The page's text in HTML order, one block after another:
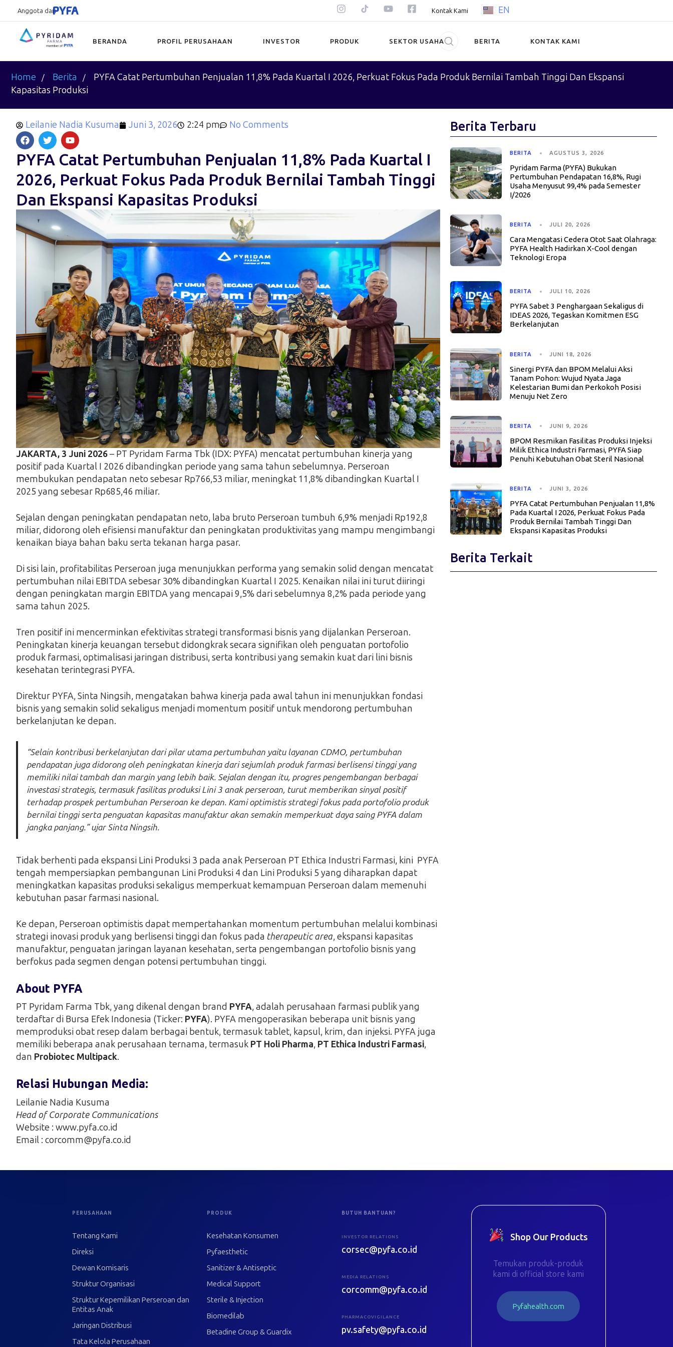
Anggota dari Kontak Kami EN
BERANDA PROFIL PERUSAHAAN INVESTOR PRODUK SEKTOR USAHA BERITA KONTAK KAMI
Home Berita
PYFA Catat Pertumbuhan Penjualan 11,8% Pada Kuartal I 2026, Perkuat Fokus Pada Produk Bernilai Tambah Tinggi Dan Ekspansi
Kapasitas Produksi
Leilanie Nadia Kusuma Juni 3, 2026 2:24 pm No Comments
PYFA Catat Pertumbuhan Penjualan 11,8% Pada Kuartal I
2026, Perkuat Fokus Pada Produk Bernilai Tambah Tinggi
Dan Ekspansi Kapasitas Produksi
JAKARTA, 3 Juni 2026– PT Pyridam Farma Tbk (IDX: PYFA) mencatat pertumbuhan kinerja yang
positif pada Kuartal I 2026 dibandingkan periode yang sama tahun sebelumnya. Perseroan
membukukan pendapatan neto sebesar Rp766,53 miliar, meningkat 11,8% dibandingkan Kuartal I
2025 yang sebesar Rp685,46 miliar.
Sejalan dengan peningkatan pendapatan neto, laba bruto Perseroan tumbuh 6,9% menjadi Rp192,8
miliar, didorong oleh efisiensi manufaktur dan peningkatan produktivitas yang mampu mengimbangi
kenaikan biaya bahan baku serta tekanan harga pasar.
Di sisi lain, profitabilitas Perseroan juga menunjukkan performa yang semakin solid dengan mencatat
pertumbuhan nilai EBITDA sebesar 30% dibandingkan Kuartal I 2025. Kenaikan nilai ini turut diiringi
dengan peningkatan margin EBITDA yang mencapai 9,5% dari sebelumnya 8,2% pada periode yang
sama tahun 2025.
Tren positif ini mencerminkan efektivitas strategi transformasi bisnis yang dijalankan Perseroan.
Peningkatan kinerja keuangan tersebut didongkrak secara signifikan oleh penguatan portofolio
produk farmasi, optimalisasi jaringan distribusi, serta kontribusi yang semakin kuat dari lini bisnis
kesehatan terintegrasi PYFA.
Direktur PYFA, Sinta Ningsih, mengatakan bahwa kinerja pada awal tahun ini menunjukkan fondasi
bisnis yang semakin solid sekaligus menjadi momentum positif untuk mendorong pertumbuhan
berkelanjutan ke depan.
“Selain kontribusi berkelanjutan dari pilar utama pertumbuhan yaitu layanan CDMO, pertumbuhan
pendapatan juga didorong oleh peningkatan kinerja dari sejumlah produk farmasi berlisensi tinggi yang
memiliki nilai tambah dan margin yang lebih baik. Sejalan dengan itu, progres pengembangan berbagai
investasi strategis, termasuk fasilitas produksi Lini 3 anak perseroan, turut memberikan sinyal positif
terhadap prospek pertumbuhan Perseroan ke depan. Kami optimistis strategi fokus pada portofolio produk
bernilai tinggi serta penguatan kapasitas manufaktur akan semakin memperkuat daya saing PYFA dalam
jangka panjang.” ujar Sinta Ningsih.
Tidak berhenti pada ekspansi Lini Produksi 3 pada anak Perseroan PT Ethica Industri Farmasi, kini PYFA
tengah mempersiapkan pembangunan Lini Produksi 4 dan Lini Produksi 5 yang diharapkan dapat
meningkatkan kapasitas produksi sekaligus memperkuat kemampuan Perseroan dalam memenuhi
kebutuhan pasar farmasi nasional.
Ke depan, Perseroan optimistis dapat mempertahankan momentum pertumbuhan melalui kombinasi
strategi inovasi produk yang berlisensi tinggi dan fokus pada therapeutic area, ekspansi kapasitas
manufaktur, penguatan jaringan layanan kesehatan, serta pengembangan portofolio bisnis yang
berfokus pada segmen dengan potensi pertumbuhan tinggi.
About PYFA
PT Pyridam Farma Tbk, yang dikenal dengan brand PYFA, adalah perusahaan farmasi publik yang
terdaftar di Bursa Efek Indonesia (Ticker: PYFA). PYFA mengoperasikan beberapa unit bisnis yang
memproduksi obat resep dalam berbagai bentuk, termasuk tablet, kapsul, krim, dan injeksi. PYFA juga
memiliki beberapa anak perusahaan ternama, termasuk PT Holi Pharma, PT Ethica Industri Farmasi,
dan Probiotec Multipack.
Relasi Hubungan Media:
Leilanie Nadia Kusuma
Head of Corporate Communications
Website : www.pyfa.co.id
Email : corcomm@pyfa.co.id
Berita Terbaru
BERITA AGUSTUS 3, 2026
Pyridam Farma (PYFA) Bukukan
Pertumbuhan Pendapatan 16,8%, Rugi
Usaha Menyusut 99,4% pada Semester
I/2026
BERITA JULI 20, 2026
Cara Mengatasi Cedera Otot Saat Olahraga:
PYFA Health Hadirkan X-Cool dengan
Teknologi Eropa
BERITA JULI 10, 2026
PYFA Sabet 3 Penghargaan Sekaligus di
IDEAS 2026, Tegaskan Komitmen ESG
Berkelanjutan
BERITA JUNI 18, 2026
Sinergi PYFA dan BPOM Melalui Aksi
Tanam Pohon: Wujud Nyata Jaga
Kelestarian Bumi dan Perkokoh Posisi
Menuju Net Zero
BERITA JUNI 9, 2026
BPOM Resmikan Fasilitas Produksi Injeksi
Milik Ethica Industri Farmasi, PYFA Siap
Penuhi Kebutuhan Obat Steril Nasional
BERITA JUNI 3, 2026
PYFA Catat Pertumbuhan Penjualan 11,8%
Pada Kuartal I 2026, Perkuat Fokus Pada
Produk Bernilai Tambah Tinggi Dan
Ekspansi Kapasitas Produksi
Berita Terkait
PERUSAHAAN
Tentang Kami
Direksi
Dewan Komisaris
Struktur Organisasi
Struktur Kepemilikan Perseroan dan
Entitas Anak
Jaringan Distribusi
Tata Kelola Perusahaan
PRODUK
Kesehatan Konsumen
Pyfaesthetic
Sanitizer & Antiseptic
Medical Support
Sterile & Injection
Biomedilab
Betadine Group & Guardix
BUTUH BANTUAN?
INVESTOR RELATIONS
corsec@pyfa.co.id
MEDIA RELATIONS
corcomm@pyfa.co.id
PHARMACOVIGILANCE
pv.safety@pyfa.co.id
Shop Our Products
Temukan produk-produk
kami di official store kami
Pyfahealth.com